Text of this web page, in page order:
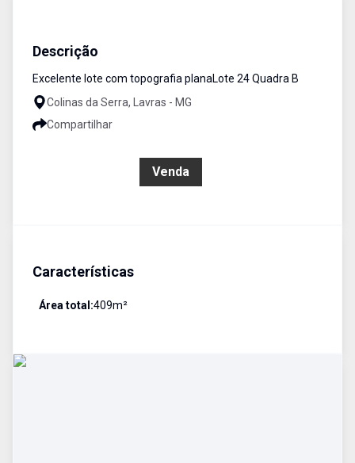
Descrição
Excelente lote com topografia planaLote 24 Quadra B
Colinas da Serra, Lavras - MG
Compartilhar
Venda
Características
Área total:409m²